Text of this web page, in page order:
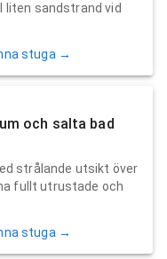
liten sandstrand vid
stuga →
och salta bad
strålande utsikt över
fullt utrustade och
stuga →